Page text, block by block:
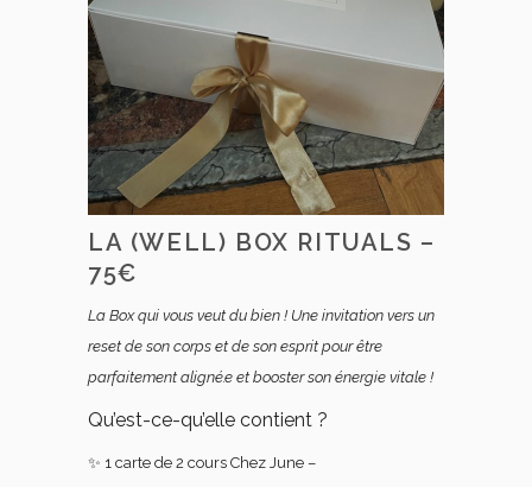
LA (WELL) BOX RITUALS –
75€
La Box qui vous veut du bien ! Une invitation vers un
reset de son corps et de son esprit pour être
parfaitement aligné.e et booster son énergie vitale !
Qu’est-ce-qu’elle contient ?
✨ 1 carte de 2 cours Chez June –